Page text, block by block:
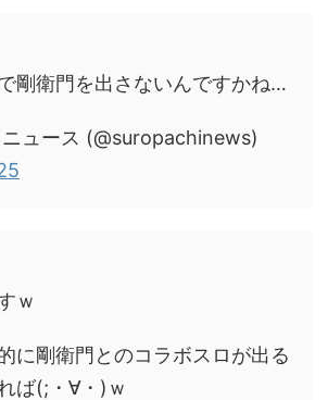
剛衛門を出さないんですかね…
ュース (@suropachinews)
ｗ
に剛衛門とのコラボスロが出る
ば(;・∀・)ｗ